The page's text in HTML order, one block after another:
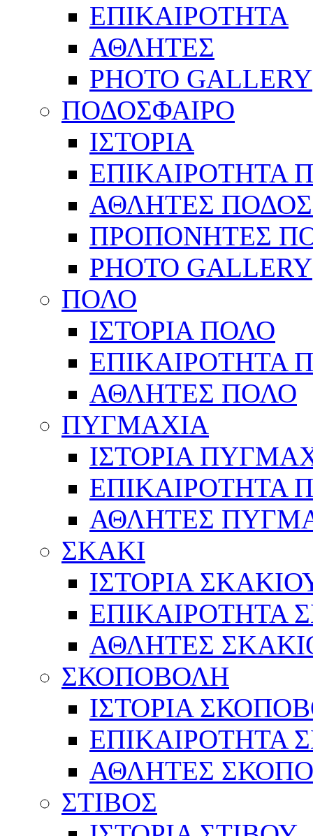
ΕΠΙΚΑΙΡΟΤΗΤΑ
ΑΘΛΗΤΕΣ
PHOTO GALLERY
ΠΟΔΟΣΦΑΙΡΟ
ΙΣΤΟΡΙΑ
ΕΠΙΚΑΙΡΟΤΗΤΑ
ΑΘΛΗΤΕΣ
ΠΡΟΠΟΝΗΤΕΣ
PHOTO GALLERY
ΠΟΛΟ
ΙΣΤΟΡΙΑ ΠΟΛΟ
ΕΠΙΚΑΙΡΟΤΗΤΑ
ΑΘΛΗΤΕΣ ΠΟΛΟ
ΠΥΓΜΑΧΙΑ
ΙΣΤΟΡΙΑ
ΕΠΙΚΑΙΡΟΤΗΤΑ
ΑΘΛΗΤΕΣ
ΣΚΑΚΙ
ΙΣΤΟΡΙΑ
ΕΠΙΚΑΙΡΟΤΗΤΑ
ΑΘΛΗΤΕΣ
ΣΚΟΠΟΒΟΛΗ
ΙΣΤΟΡΙΑ
ΕΠΙΚΑΙΡΟΤΗΤΑ
ΑΘΛΗΤΕΣ
ΣΤΙΒΟΣ